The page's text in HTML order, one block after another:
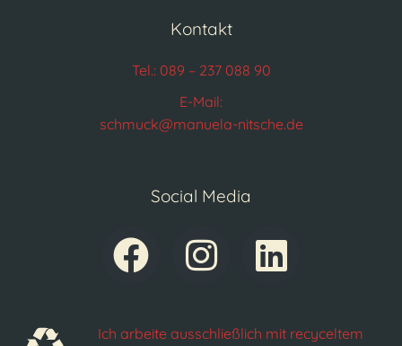
Kontakt
Tel.: 089 – 237 088 90
E-Mail:
schmuck@manuela-nitsche.de
Social Media
Ich arbeite ausschließlich mit recyceltem